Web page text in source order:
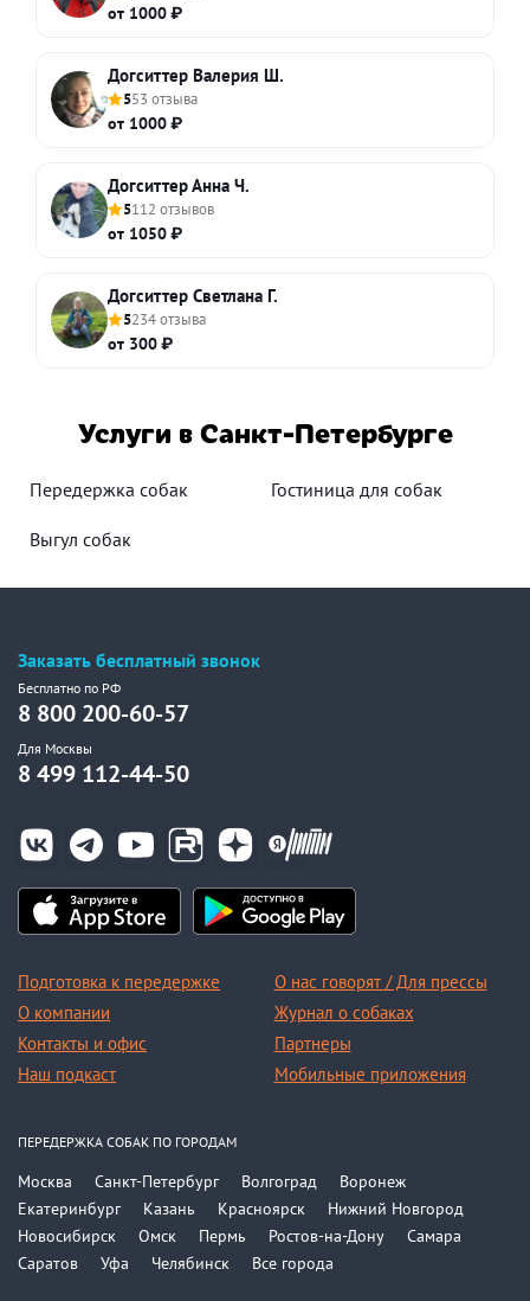
от 1000 ₽
Догситтер Валерия Ш.
553 отзыва
от 1000 ₽
Догситтер Анна Ч.
5112 отзывов
от 1050 ₽
Догситтер Светлана Г.
5234 отзыва
от 300 ₽
Услуги в Санкт-Петербурге
Передержка собак Гостиница для собак
Выгул собак
Заказать бесплатный звонок
Бесплатно по РФ
8 800 200-60-57
Для Москвы
8 499 112-44-50
Подготовка к передержке
О компании
Контакты и офис
Наш подкаст
О нас говорят / Для прессы
Журнал о собаках
Партнеры
Мобильные приложения
ПЕРЕДЕРЖКА СОБАК ПО ГОРОДАМ
Москва Санкт-Петербург Волгоград
Воронеж
Екатеринбург
Казань Красноярск
Нижний Новгород
Новосибирск
Омск Пермь Ростов-на-Дону
Самара
Саратов
Уфа Челябинск Все города